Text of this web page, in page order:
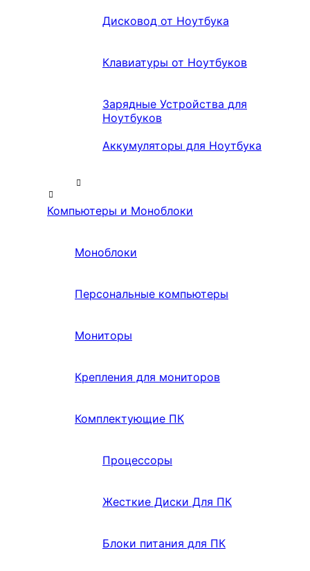
Дисковод от Ноутбука
Клавиатуры от Ноутбуков
Зарядные Устройства для
Ноутбуков
Аккумуляторы для Ноутбука
Компьютеры и Моноблоки
Моноблоки
Персональные компьютеры
Мониторы
Крепления для мониторов
Комплектующие ПК
Процессоры
Жесткие Диски Для ПК
Блоки питания для ПК